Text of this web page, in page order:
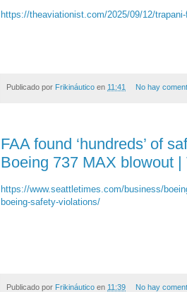
https://theaviationist.com/2025/09/12/
Publicado por Frikináutico en 11:41 No hay
FAA found ‘hundreds’ of
Boeing 737 MAX blowout
https://www.seattletimes.com/business/
boeing-safety-violations/
Publicado por Frikináutico en 11:39 No hay